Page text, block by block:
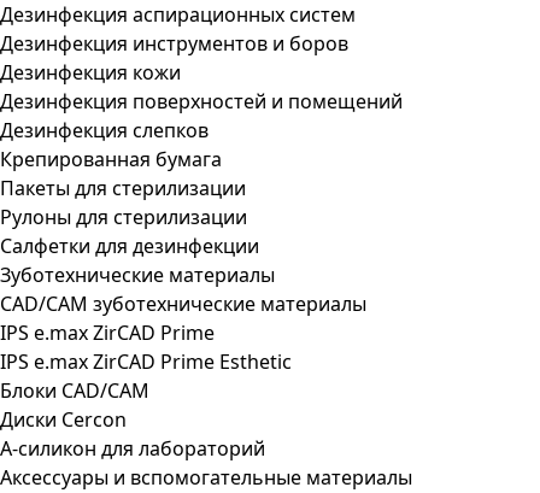
Дезинфекция аспирационных систем
Дезинфекция инструментов и боров
Дезинфекция кожи
Дезинфекция поверхностей и помещений
Дезинфекция слепков
Крепированная бумага
Пакеты для стерилизации
Рулоны для стерилизации
Салфетки для дезинфекции
Зуботехнические материалы
CAD/CAM зуботехнические материалы
IPS e.max ZirCAD Prime
IPS e.max ZirCAD Prime Esthetic
Блоки CAD/CAM
Диски Cercon
А-силикон для лабораторий
Аксессуары и вспомогательные материалы